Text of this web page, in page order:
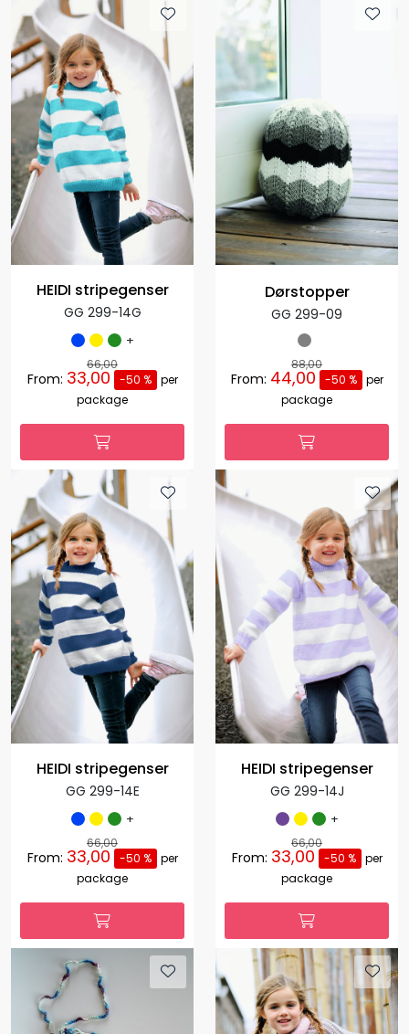
HEIDI stripegenser
GG 299-14G
+
66,00
From: 33,00 -50 %
per
package
Dørstopper
GG 299-09
88,00
From: 44,00 -50 %
per
package
HEIDI stripegenser
GG 299-14E
+
66,00
From: 33,00 -50 %
per
package
HEIDI stripegenser
GG 299-14J
+
66,00
From: 33,00 -50 %
per
package